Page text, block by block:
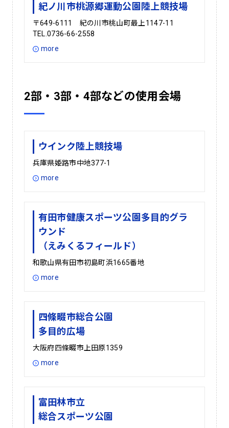
紀ノ川市桃源郷運動公園陸上競技場
〒649-6111 紀の川市桃山町最上1147-11
TEL.0736-66-2558
more
2部・3部・4部などの使用会場
ウインク陸上競技場
兵庫県姫路市中地377-1
more
有田市健康スポーツ公園多目的グラ
ウンド
（えみくるフィールド）
和歌山県有田市初島町浜1665番地
more
四條畷市総合公園
多目的広場
大阪府四條畷市上田原1359
more
富田林市立
総合スポーツ公園